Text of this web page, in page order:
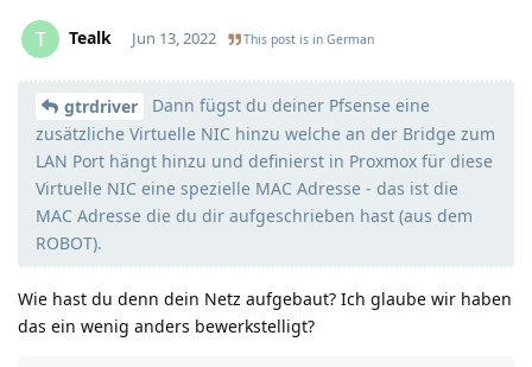
T Tealk
Moolevel3
Jun 13, 2022 This post is in German
gtrdriver
Dann fügst du deiner Pfsense eine
zusätzliche Virtuelle NIC hinzu welche an der Bridge zum
LAN Port hängt hinzu und definierst in Proxmox für diese
Virtuelle NIC eine spezielle MAC Adresse - das ist die
MAC Adresse die du dir aufgeschrieben hast (aus dem
ROBOT).
Wie hast du denn dein Netz aufgebaut? Ich glaube wir haben
das ein wenig anders bewerkstelligt?